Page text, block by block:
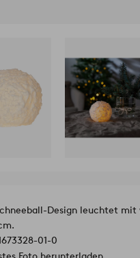
Design leuchtet
01-0